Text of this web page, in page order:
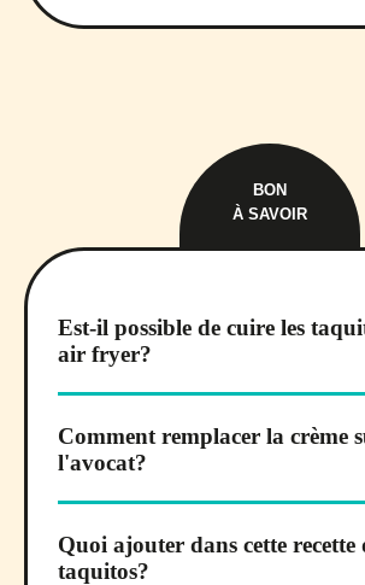
BON
À SAVOIR
Est-il possible de cuire les
air fryer?
Comment remplacer la crème
l'avocat?
Quoi ajouter dans cette recette
taquitos?